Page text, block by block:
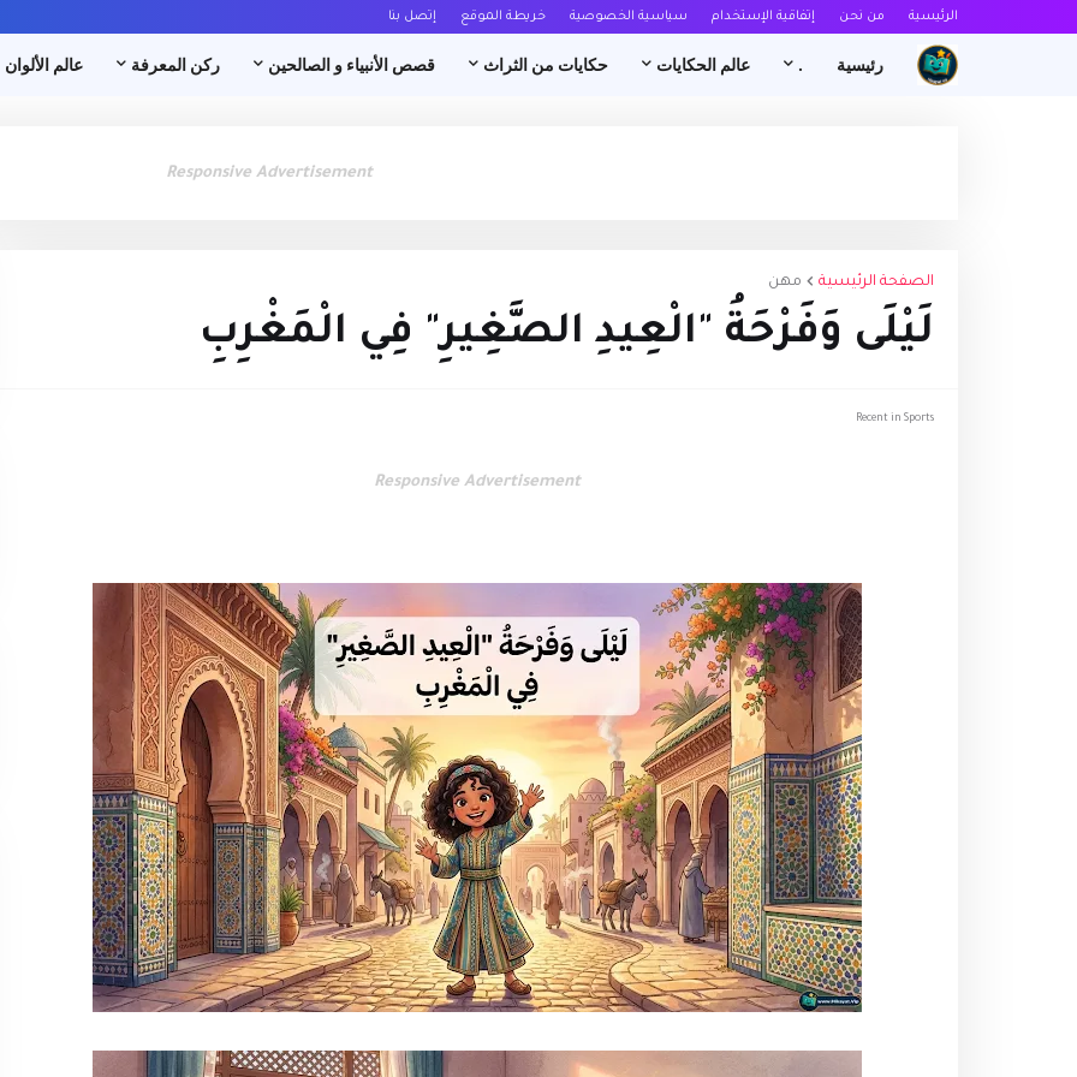
الرئيسية من نحن إتفاقية الإستخدام سياسية الخصوصية خريطة الموقع إتصل بنا
رئيسية . عالم الحكايات حكايات من الثراث قصص الأنبياء و الصالحين ركن المعرفة عالم الألوان
Responsive Advertisement
الصفحة الرئيسية مهن
لَيْلَى وَفَرْحَةُ "الْعِيدِ الصَّغِيرِ" فِي الْمَغْرِبِ
Recent in Sports
Responsive Advertisement